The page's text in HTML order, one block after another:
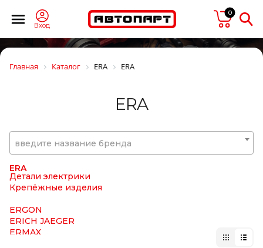
Вход
0
Главная Каталог ERA ERA
ERA
введите название бренда
EDSCHA/SESAM
EGE FREN
EGEROT
EKOFIL
Enterprise
Epistar
EPSILON
ERA
Детали электрики
Крепёжные изделия
ERGON
ERICH JAEGER
ERMAX